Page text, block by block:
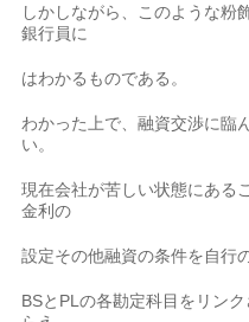
しかしながら、このような粉
銀行員に
はわかるものである。
わかった上で、融資交渉に臨
い。
現在会社が苦しい状態にある
金利の
設定その他融資の条件を自行
BSとPLの各勘定科目をリン